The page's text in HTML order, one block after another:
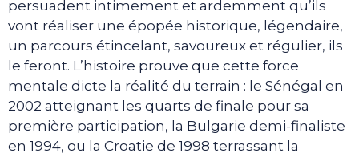
persuadent intimement et ardemment qu’ils
vont réaliser une épopée historique, légendaire,
un parcours étincelant, savoureux et régulier, ils
le feront. L’histoire prouve que cette force
mentale dicte la réalité du terrain : le Sénégal en
2002 atteignant les quarts de finale pour sa
première participation, la Bulgarie demi-finaliste
en 1994, ou la Croatie de 1998 terrassant la